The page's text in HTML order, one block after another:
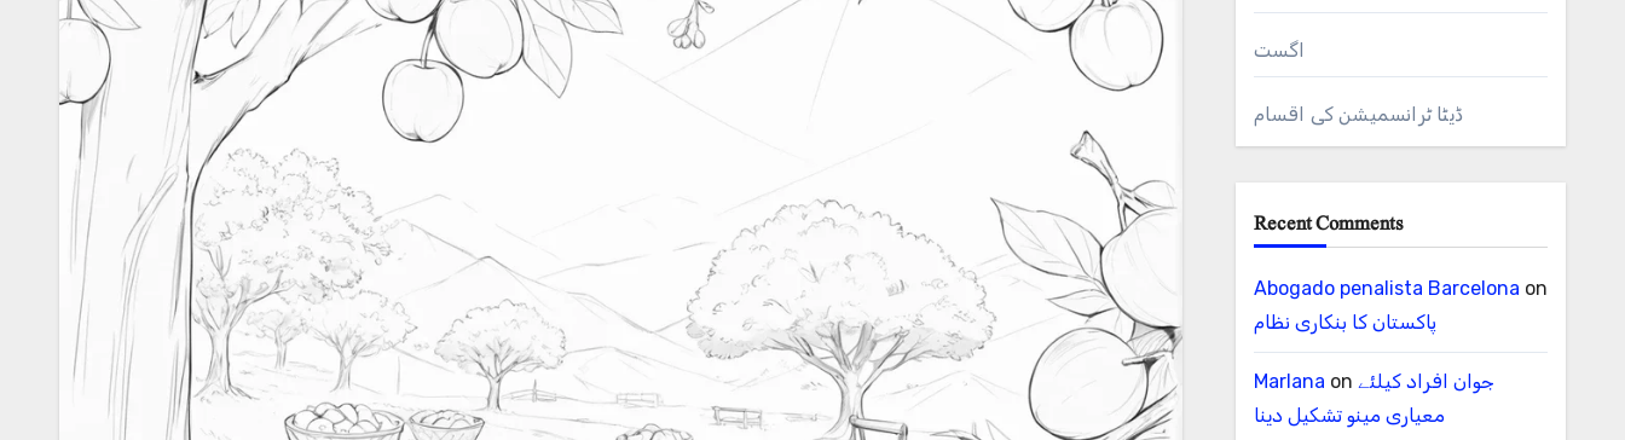
اگست
ڈیٹا ٹرانسمیشن کی اقسام
Recent Comments
Abogado penalista Barcelona on
پاکستان کا بنکاری نظام
Marlana on جوان افراد کیلئے
معیاری مینو تشکیل دینا